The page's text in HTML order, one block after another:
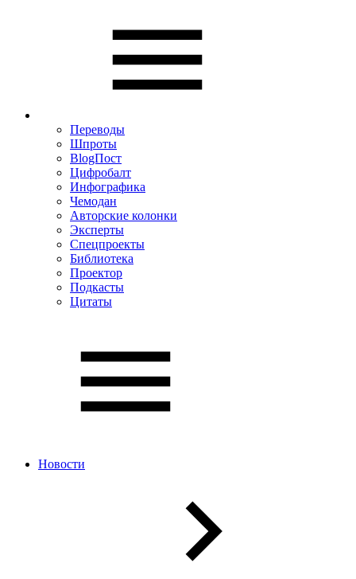
Переводы
Шпроты
BlogПост
Цифробалт
Инфографика
Чемодан
Авторские колонки
Эксперты
Спецпроекты
Библиотека
Проектор
Подкасты
Цитаты
Новости